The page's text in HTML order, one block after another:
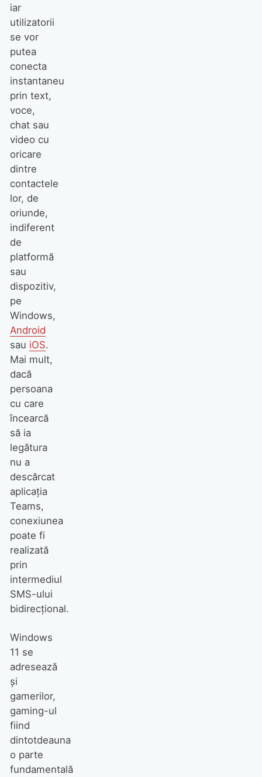
iar
utilizatorii
se vor
putea
conecta
instantaneu
prin text,
voce,
chat sau
video cu
oricare
dintre
contactele
lor, de
oriunde,
indiferent
de
platformă
sau
dispozitiv,
pe
Windows,
Android
sau iOS.
Mai mult,
dacă
persoana
cu care
încearcă
să ia
legătura
nu a
descărcat
aplicația
Teams,
conexiunea
poate fi
realizată
prin
intermediul
SMS-ului
bidirecțional.
Windows
11 se
adresează
și
gamerilor,
gaming-ul
fiind
dintotdeauna
o parte
fundamentală